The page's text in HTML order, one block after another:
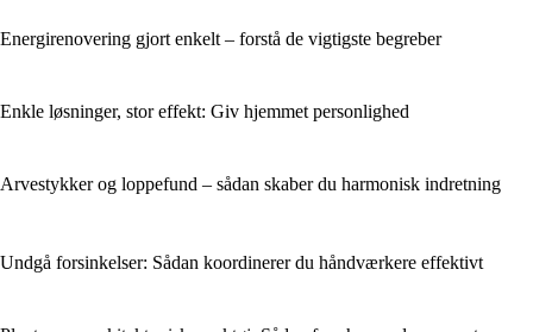
Energirenovering gjort enkelt – forstå de vigtigste begreber
Enkle løsninger, stor effekt: Giv hjemmet personlighed
Arvestykker og loppefund – sådan skaber du harmonisk indretning
Undgå forsinkelser: Sådan koordinerer du håndværkere effektivt